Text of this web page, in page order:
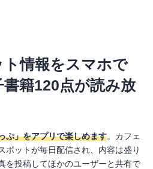
情報をスマホで
籍120点が読み放
ぷ」をアプリで楽しめます。カフェ
ポットが毎日配信され、内容は盛り
を投稿してほかのユーザーと共有で